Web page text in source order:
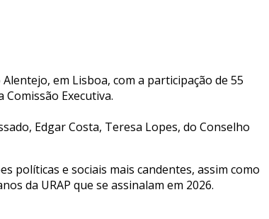
em Lisboa, com a participação de 55
Executiva.
Edgar Costa, Teresa Lopes, do Conselho
políticas e sociais mais candentes, assim como
da URAP que se assinalam em 2026.